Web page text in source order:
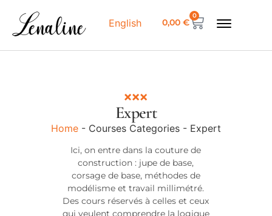
English 0,00€
0
Expert
Home - Courses Categories - Expert
Ici, on entre dans la couture de
construction : jupe de base,
corsage de base, méthodes de
modélisme et travail millimétré.
Des cours réservés à celles et ceux
qui veulent comprendre la logique